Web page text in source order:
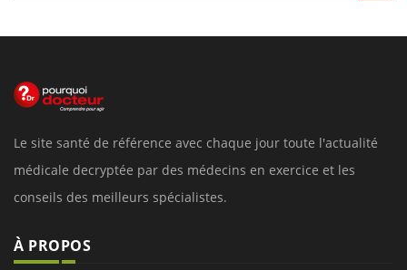
Le site santé de référence avec chaque jour toute l'actualité
médicale decryptée par des médecins en exercice et les
conseils des meilleurs spécialistes.
À PROPOS